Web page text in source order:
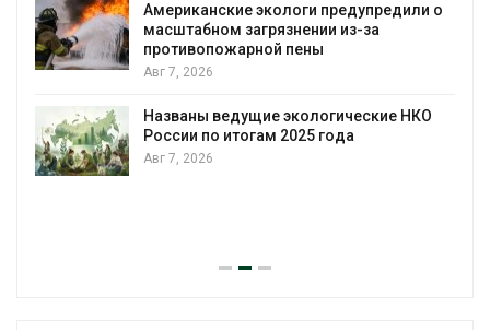
Американские экологи предупредили о
масштабном загрязнении из-за
противопожарной пены
Авг 7, 2026
Названы ведущие экологические НКО
России по итогам 2025 года
Авг 7, 2026